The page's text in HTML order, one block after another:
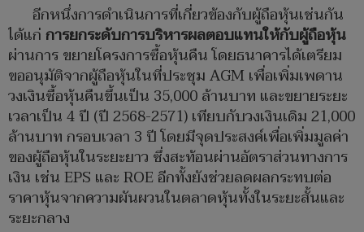
อีกหนึ่งการดำเนินการที่เกี่ยวข้องกับผู้ถือหุ้นเช่นกัน
ได้แก่การยกระดับการบริหารผลตอบแทนให้กับผู้ถือหุ้น
ผ่านการ ขยายโครงการซื้อหุ้นคืน โดยธนาคารได้เตรียม
ขออนุมัติจากผู้ถือหุ้นในที่ประชุม AGM เพื่อเพิ่มเพดาน
วงเงินซื้อหุ้นคืนขึ้นเป็น 35,000 ล้านบาท และขยายระยะ
เวลาเป็น 4 ปี (ปี 2568-2571) เทียบกับวงเงินเดิม 21,000
ล้านบาท กรอบเวลา 3 ปี โดยมีจุดประสงค์เพื่อเพิ่มมูลค่า
ของผู้ถือหุ้นในระยะยาว ซึ่งสะท้อนผ่านอัตราส่วนทางการ
เงิน เช่น EPS และ ROE อีกทั้งยังช่วยลดผลกระทบต่อ
ราคาหุ้นจากความผันผวนในตลาดหุ้นทั้งในระยะสั้นและ
ระยะกลาง